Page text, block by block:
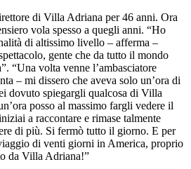
di Villa Adriana per 46 anni. Ora
vola spesso a quegli anni. “Ho
di altissimo livello – afferma –
gente che da tutto il mondo
“Una volta venne l’ambasciatore
– mi dissero che aveva solo un’ora di
dovuto spiegargli qualcosa di Villa
posso al massimo fargli vedere il
a raccontare e rimase talmente
di più. Si fermò tutto il giorno. E per
di venti giorni in America, proprio
da Villa Adriana!”